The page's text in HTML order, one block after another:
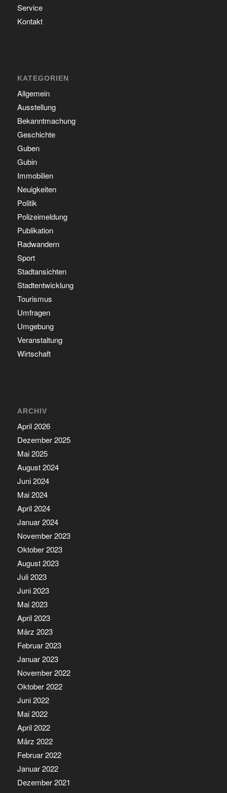
Service
Kontakt
KATEGORIEN
Allgemein
Ausstellung
Bekanntmachung
Geschichte
Guben
Gubin
Immobilien
Neuigkeiten
Politik
Polizeimeldung
Publikation
Radwandern
Sport
Stadtansichten
Stadtentwicklung
Tourismus
Umfragen
Umgebung
Veranstaltung
Wirtschaft
ARCHIV
April 2026
Dezember 2025
Mai 2025
August 2024
Juni 2024
Mai 2024
April 2024
Januar 2024
November 2023
Oktober 2023
August 2023
Juli 2023
Juni 2023
Mai 2023
April 2023
März 2023
Februar 2023
Januar 2023
November 2022
Oktober 2022
Juni 2022
Mai 2022
April 2022
März 2022
Februar 2022
Januar 2022
Dezember 2021